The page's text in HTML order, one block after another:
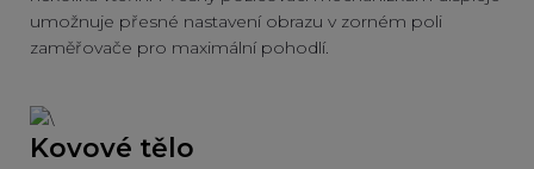
umožnuje přesné nastavení obrazu v zorném poli
zaměřovače pro maximální pohodlí.
Kovové tělo